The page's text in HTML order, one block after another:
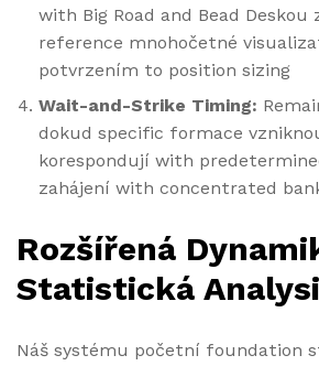
with Big Road and Bead
reference mnohočetné
potvrzením to position sizing
Wait-and-Strike Timing:
dokud specific formace
korespondují with
zahájení with concentrated
Rozšířená
Statistická
Náš systému početní foundation